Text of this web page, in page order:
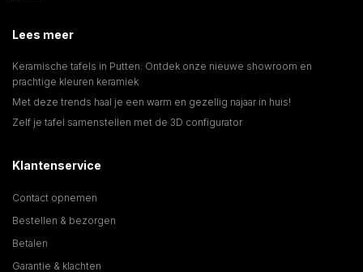
Lees meer
Keramische tafels in Putten: Ontdek onze nieuwe showroom en
prachtige kleuren keramiek
Met deze trends haal je een warm en gezellig najaar in huis!
Zelf je tafel samenstellen met de 3D configurator
Klantenservice
Contact opnemen
Bestellen & bezorgen
Betalen
Garantie & klachten